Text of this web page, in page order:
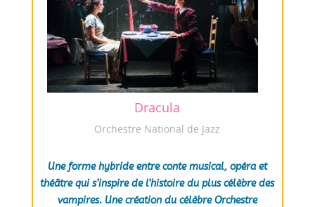
Dracula
Orchestre National de Jazz
Une forme hybride entre conte musical, opéra et
théâtre qui s’inspire de l’histoire du plus célèbre des
vampires. Une création du célèbre Orchestre